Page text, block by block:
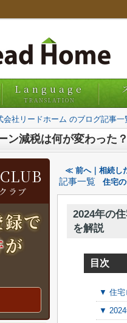
Language
TRANSLATION
会社リードホーム のブログ記事一
ン減税は何が変わった
≪ 前へ｜相続し
記事一覧 住宅
2024年の
を解説
目次
▼ 住宅
▼ 2024
ラブ
で
が